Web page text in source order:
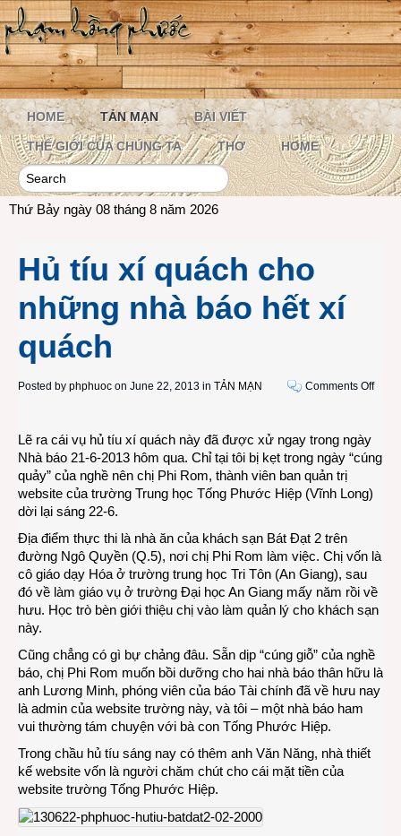
HOME TẢN MẠN BÀI VIẾT
THẾ GIỚI CỦA CHÚNG TA THƠ HOME
Thứ Bảy ngày 08 tháng 8 năm 2026
Hủ tíu xí quách cho
những nhà báo hết xí
quách
Posted by phphuoc on June 22, 2013 in TẢN MẠN Comments Offon
xí
Lẽ ra cái vụ hủ tíu xí quách này đã được xử ngay trong ngày
Nhà báo 21-6-2013 hôm qua. Chỉ tại tôi bị kẹt trong ngày “cúng
quảy” của nghề nên chị Phi Rom, thành viên ban quản trị
website của trường Trung học Tống Phước Hiệp (Vĩnh Long)
dời lại sáng 22-6.
Địa điểm thực thi là nhà ăn của khách sạn Bát Đạt 2 trên
đường Ngô Quyền (Q.5), nơi chị Phi Rom làm việc. Chị vốn là
cô giáo dạy Hóa ở trường trung học Tri Tôn (An Giang), sau
đó về làm giáo vụ ở trường Đại học An Giang mấy năm rồi về
hưu. Học trò bèn giới thiệu chị vào làm quản lý cho khách sạn
này.
Cũng chẳng có gì bự chảng đâu. Sẵn dịp “cúng giỗ” của nghề
báo, chị Phi Rom muốn bồi dưỡng cho hai nhà báo thân hữu là
anh Lương Minh, phóng viên của báo Tài chính đã về hưu nay
là admin của website trường này, và tôi – một nhà báo ham
vui thường tám chuyện với bà con Tống Phước Hiệp.
Trong chầu hủ tíu sáng nay có thêm anh Văn Năng, nhà thiết
kế website vốn là người chăm chút cho cái mặt tiền của
website trường Tống Phước Hiệp.